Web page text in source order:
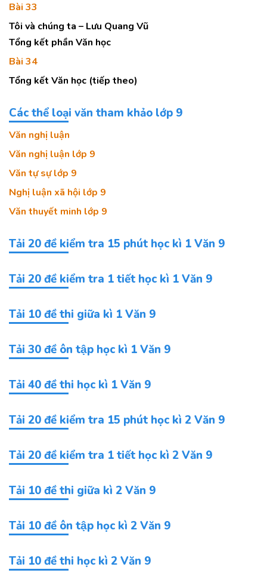
Bài 33
Tôi và chúng ta – Lưu Quang Vũ
Tổng kết phần Văn học
Bài 34
Tổng kết Văn học (tiếp theo)
Các thể loại văn tham khảo lớp 9
Văn nghị luận
Văn nghị luận lớp 9
Văn tự sự lớp 9
Nghị luận xã hội lớp 9
Văn thuyết minh lớp 9
Tải 20 đề kiểm tra 15 phút học kì 1 Văn 9
Tải 20 đề kiểm tra 1 tiết học kì 1 Văn 9
Tải 10 đề thi giữa kì 1 Văn 9
Tải 30 đề ôn tập học kì 1 Văn 9
Tải 40 đề thi học kì 1 Văn 9
Tải 20 đề kiểm tra 15 phút học kì 2 Văn 9
Tải 20 đề kiểm tra 1 tiết học kì 2 Văn 9
Tải 10 đề thi giữa kì 2 Văn 9
Tải 10 đề ôn tập học kì 2 Văn 9
Tải 10 đề thi học kì 2 Văn 9